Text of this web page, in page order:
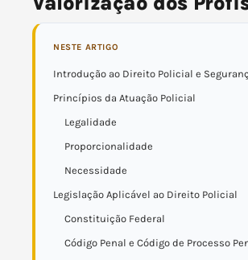
NESTE ARTIGO
Introdução ao Direito Policial e
Princípios da Atuação Policial
Legalidade
Proporcionalidade
Necessidade
Legislação Aplicável ao Direito Policial
Constituição Federal
Código Penal e Código de Processo